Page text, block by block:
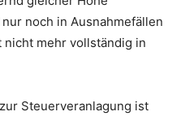
noch in Ausnahmefällen
mehr vollständig in
Steuerveranlagung ist